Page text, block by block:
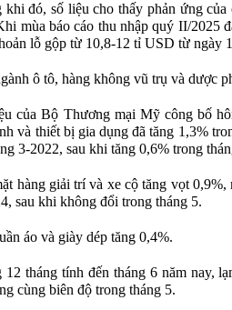
khi đó, số liệu cho thấy phản ứng
mùa báo cáo thu nhập quý II/2025
lỗ gộp từ 10,8-12 tỉ USD từ ngày
ô tô, hàng không vũ trụ và dược
của Bộ Thương mại Mỹ công bố
và thiết bị gia dụng đã tăng 1,3%
3-2022, sau khi tăng 0,6% trong
hàng giải trí và xe cộ tăng vọt
sau khi không đổi trong tháng 5.
áo và giày dép tăng 0,4%.
12 tháng tính đến tháng 6 năm nay,
cùng biên độ trong tháng 5.